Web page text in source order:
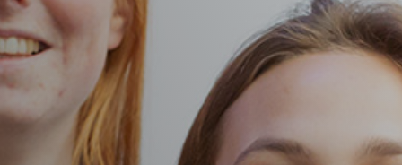
Vacature-alert
Mijn profiel
Bewaarde vacatures